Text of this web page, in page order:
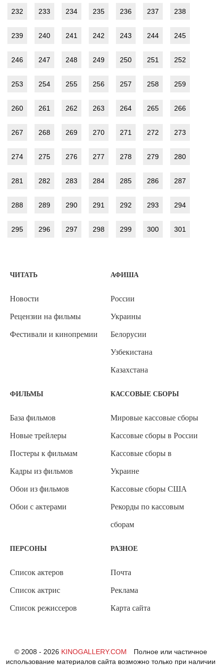
232 233 234 235 236 237 238
239 240 241 242 243 244 245
246 247 248 249 250 251 252
253 254 255 256 257 258 259
260 261 262 263 264 265 266
267 268 269 270 271 272 273
274 275 276 277 278 279 280
281 282 283 284 285 286 287
288 289 290 291 292 293 294
295 296 297 298 299 300 301
ЧИТАТЬ
Новости
Рецензии на фильмы
Фестивали и кинопремии
АФИША
России
Украины
Белорусии
Узбекистана
Казахстана
ФИЛЬМЫ
База фильмов
Новые трейлеры
Постеры к фильмам
Кадры из фильмов
Обои из фильмов
Обои с актерами
КАССОВЫЕ СБОРЫ
Мировые кассовые сборы
Кассовые сборы в России
Кассовые сборы в
Украине
Кассовые сборы США
Рекорды по кассовым
сборам
ПЕРСОНЫ
Список актеров
Список актрис
Список режиссеров
РАЗНОЕ
Почта
Реклама
Карта сайта
© 2008 - 2026 KINOGALLERY.COM
Полное или частичное
использование материалов сайта возможно только при наличии